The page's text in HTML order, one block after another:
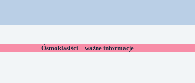
Ósmoklasiści – ważne informacje